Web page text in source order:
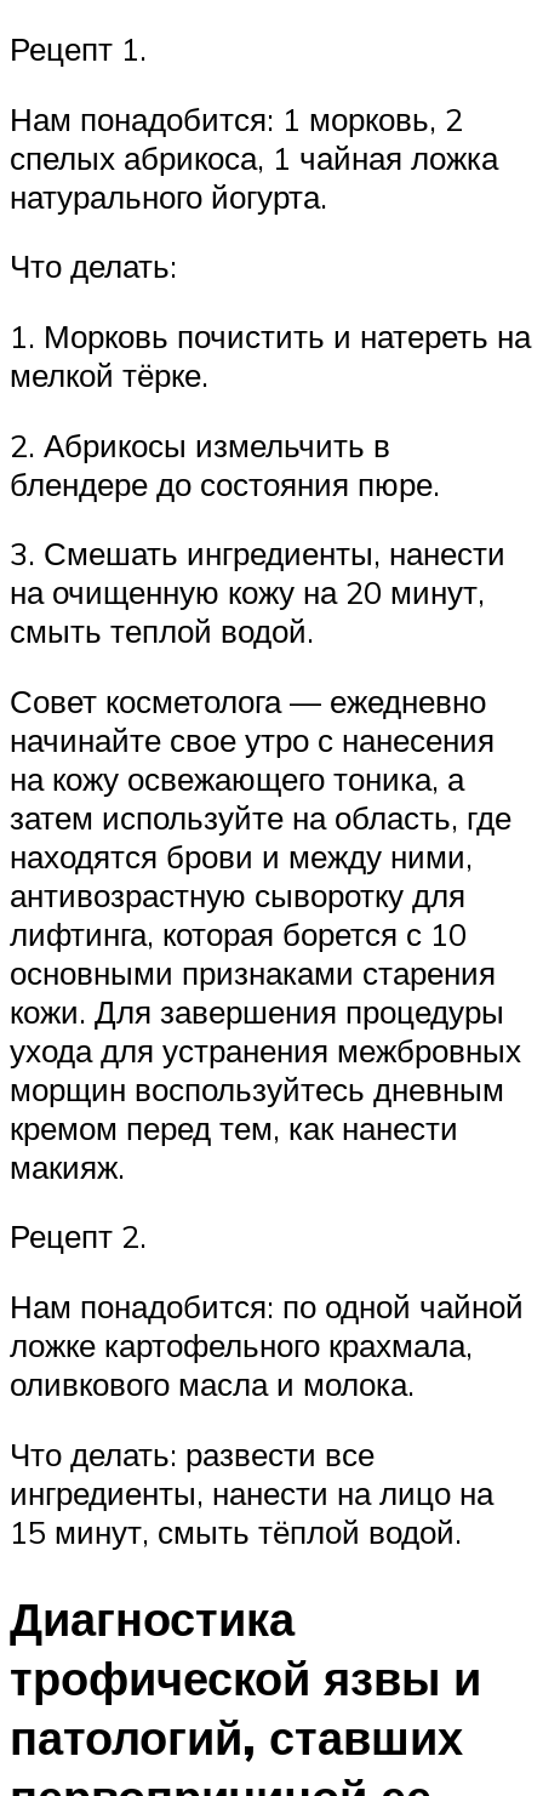
Рецепт 1.
Нам понадобится: 1 морковь, 2
спелых абрикоса, 1 чайная ложка
натурального йогурта.
Что делать:
1. Морковь почистить и натереть на
мелкой тёрке.
2. Абрикосы измельчить в
блендере до состояния пюре.
3. Смешать ингредиенты, нанести
на очищенную кожу на 20 минут,
смыть теплой водой.
Совет косметолога — ежедневно
начинайте свое утро с нанесения
на кожу освежающего тоника, а
затем используйте на область, где
находятся брови и между ними,
антивозрастную сыворотку для
лифтинга, которая борется с 10
основными признаками старения
кожи. Для завершения процедуры
ухода для устранения межбровных
морщин воспользуйтесь дневным
кремом перед тем, как нанести
макияж.
Рецепт 2.
Нам понадобится: по одной чайной
ложке картофельного крахмала,
оливкового масла и молока.
Что делать: развести все
ингредиенты, нанести на лицо на
15 минут, смыть тёплой водой.
Диагностика
трофической язвы и
патологий, ставших